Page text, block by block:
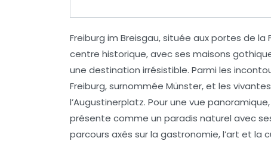
Freiburg im Breisgau, située aux portes de la
centre historique, avec ses maisons
une destination irrésistible. Parmi les
Freiburg, surnommée Münster, et les vivantes
l’Augustinerplatz. Pour une vue
présente comme un paradis naturel avec
parcours axés sur la gastronomie, l’art et la